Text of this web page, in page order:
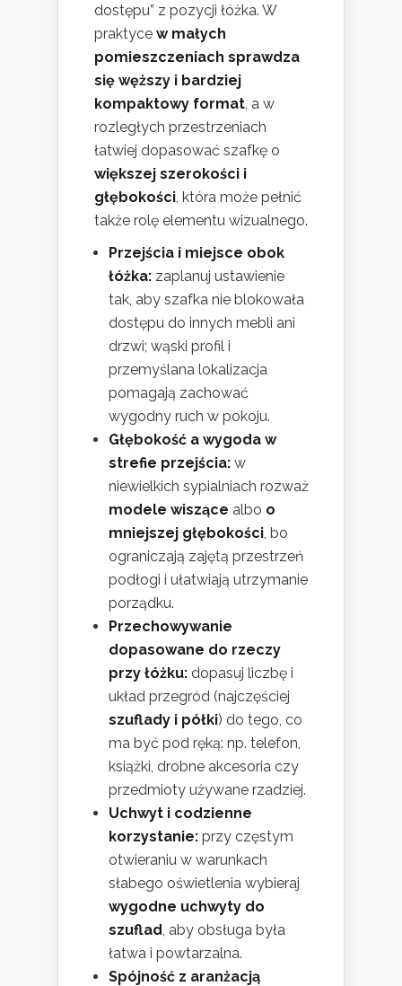
dostępu” z pozycji łóżka. W
praktyce w małych
pomieszczeniach sprawdza
się węższy i bardziej
kompaktowy format, a w
rozległych przestrzeniach
łatwiej dopasować szafkę o
większej szerokości i
głębokości, która może pełnić
także rolę elementu wizualnego.
Przejścia i miejsce obok
łóżka: zaplanuj ustawienie
tak, aby szafka nie blokowała
dostępu do innych mebli ani
drzwi; wąski profil i
przemyślana lokalizacja
pomagają zachować
wygodny ruch w pokoju.
Głębokość a wygoda w
strefie przejścia: w
niewielkich sypialniach rozważ
modele wiszące albo o
mniejszej głębokości, bo
ograniczają zajętą przestrzeń
podłogi i ułatwiają utrzymanie
porządku.
Przechowywanie
dopasowane do rzeczy
przy łóżku: dopasuj liczbę i
układ przegród (najczęściej
szuflady i półki) do tego, co
ma być pod ręką: np. telefon,
książki, drobne akcesoria czy
przedmioty używane rzadziej.
Uchwyt i codzienne
korzystanie: przy częstym
otwieraniu w warunkach
słabego oświetlenia wybieraj
wygodne uchwyty do
szuflad, aby obsługa była
łatwa i powtarzalna.
Spójność z aranżacją